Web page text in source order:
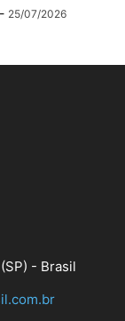
- 25/07/2026
- Brasil